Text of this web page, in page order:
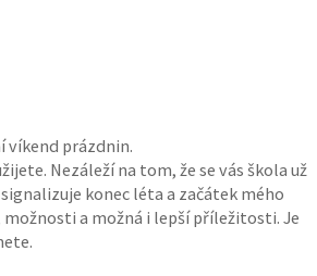
víkend prázdnin.
Nezáleží na tom, že se vás škola už
konec léta a začátek mého
a možná i lepší příležitosti. Je